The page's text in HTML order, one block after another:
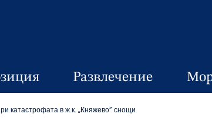
Развлечение
катастрофата в ж.к. „Княжево” снощи